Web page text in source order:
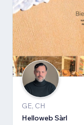
GE, CH
Helloweb Sàrl